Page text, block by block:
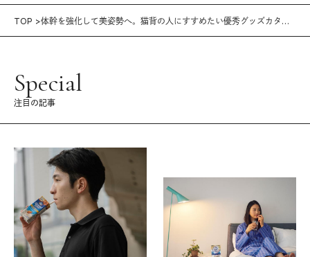
TOP
体幹を強化して美姿勢へ。猫背の人にすすめたい優秀グッズカタロ
Special
注目の記事